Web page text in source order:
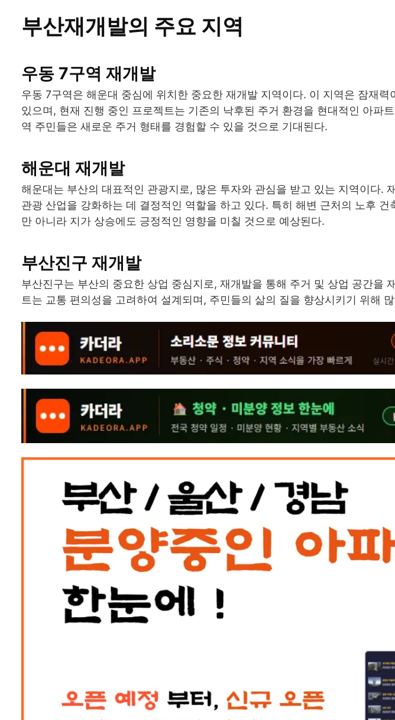
부산재개발의 주요 지역
우동 7구역 재개발
우동 7구역은 해운대 중심에 위치한 중요한 재개발 지역이다. 이 지역은 잠재
있으며, 현재 진행 중인 프로젝트는 기존의 낙후된 주거 환경을 현대적인 아파
역 주민들은 새로운 주거 형태를 경험할 수 있을 것으로 기대된다.
해운대 재개발
해운대는 부산의 대표적인 관광지로, 많은 투자와 관심을 받고 있는 지역이다.
관광 산업을 강화하는 데 결정적인 역할을 하고 있다. 특히 해변 근처의 노후
만 아니라 지가 상승에도 긍정적인 영향을 미칠 것으로 예상된다.
부산진구 재개발
부산진구는 부산의 중요한 상업 중심지로, 재개발을 통해 주거 및 상업 공간을
트는 교통 편의성을 고려하여 설계되며, 주민들의 삶의 질을 향상시키기 위해